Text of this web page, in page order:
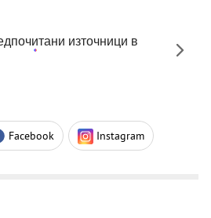
източници в
Facebook Instagram